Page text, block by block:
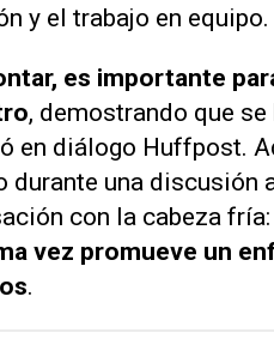
y el trabajo en equipo.
es importante
, demostrando que
en diálogo Huffpost.
durante una discusión
con la cabeza fría:
vez promueve un
.